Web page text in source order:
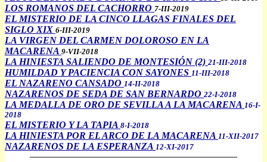
LOS ROMANOS DEL CACHORRO 7-III-2019
EL MISTERIO DE LA CINCO LLAGAS FINALES DEL
SIGLO XIX 6-III-2019
LA VIRGEN DEL CARMEN DOLOROSO EN LA
MACARENA 9-VII-2018
LA HINIESTA SALIENDO DE MONTESIÓN (2) 21-III-2018
HUMILDAD Y PACIENCIA CON SAYONES 11-III-2018
EL NAZARENO CANSADO 14-II-2018
NAZARENOS DE SEDA DE SAN BERNARDO 22-I-2018
LA MEDALLA DE ORO DE SEVILLA A LA MACARENA 16-I-
2018
EL MISTERIO Y LA TAPIA 8-I-2018
LA HINIESTA POR EL ARCO DE LA MACARENA 11-XII-2017
NAZARENOS DE LA ESPERANZA 12-XI-2017